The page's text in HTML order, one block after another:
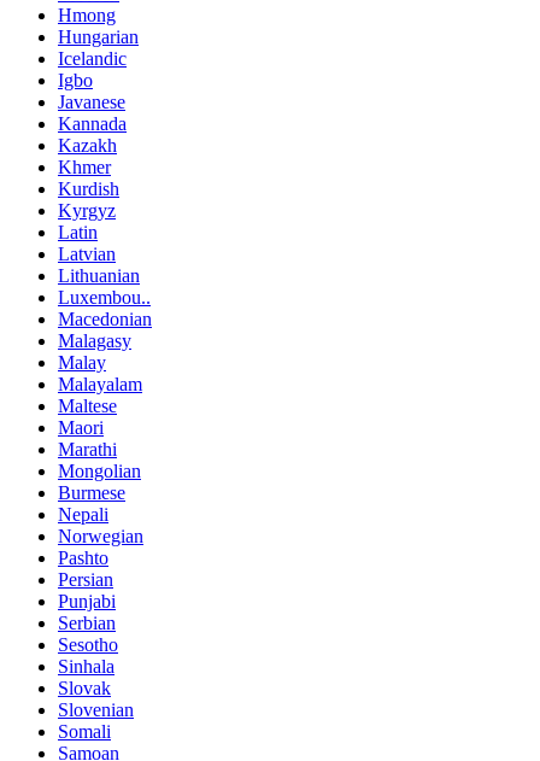
Hmong
Hungarian
Icelandic
Igbo
Javanese
Kannada
Kazakh
Khmer
Kurdish
Kyrgyz
Latin
Latvian
Lithuanian
Luxembou..
Macedonian
Malagasy
Malay
Malayalam
Maltese
Maori
Marathi
Mongolian
Burmese
Nepali
Norwegian
Pashto
Persian
Punjabi
Serbian
Sesotho
Sinhala
Slovak
Slovenian
Somali
Samoan